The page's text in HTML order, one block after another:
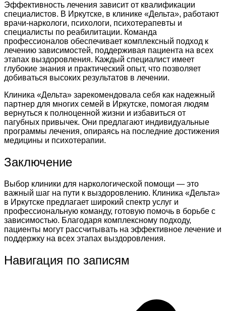
Эффективность лечения зависит от квалификации
специалистов. В Иркутске, в клинике «Дельта», работают
врачи-наркологи, психологи, психотерапевты и
специалисты по реабилитации. Команда
профессионалов обеспечивает комплексный подход к
лечению зависимостей, поддерживая пациента на всех
этапах выздоровления. Каждый специалист имеет
глубокие знания и практический опыт, что позволяет
добиваться высоких результатов в лечении.
Клиника «Дельта» зарекомендовала себя как надежный
партнер для многих семей в Иркутске, помогая людям
вернуться к полноценной жизни и избавиться от
пагубных привычек. Они предлагают индивидуальные
программы лечения, опираясь на последние достижения
медицины и психотерапии.
Заключение
Выбор клиники для наркологической помощи — это
важный шаг на пути к выздоровлению. Клиника «Дельта»
в Иркутске предлагает широкий спектр услуг и
профессиональную команду, готовую помочь в борьбе с
зависимостью. Благодаря комплексному подходу,
пациенты могут рассчитывать на эффективное лечение и
поддержку на всех этапах выздоровления.
Навигация по записям